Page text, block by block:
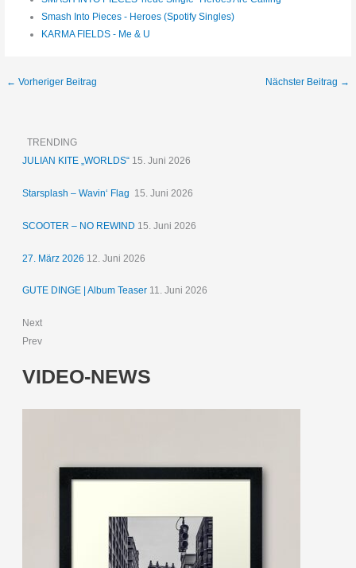
Smash Into Pieces - Heroes (Spotify Singles)
KARMA FIELDS - Me & U
← Vorheriger Beitrag Nächster Beitrag →
TRENDING
JULIAN KITE „WORLDS“ 15. Juni 2026
Starsplash – Wavin‘ Flag 15. Juni 2026
SCOOTER – NO REWIND 15. Juni 2026
27. März 2026 12. Juni 2026
GUTE DINGE | Album Teaser 11. Juni 2026
Next
Prev
VIDEO-NEWS